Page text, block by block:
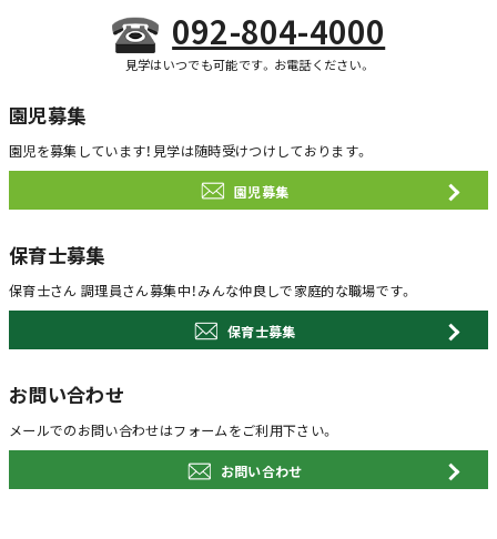
092-804-4000
見学はいつでも可能です。お電話ください。
園児募集
園児を募集しています！ 見学は随時受けつけしております。
園児募集
保育士募集
保育士さん 調理員さん募集中！みんな仲良しで家庭的な職場です。
保育士募集
お問い合わせ
メールでのお問い合わせはフォームをご利用下さい。
お問い合わせ